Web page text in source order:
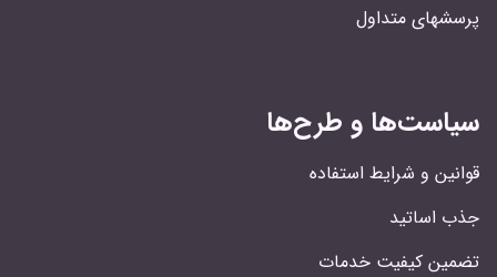
پرسشهای متداول
سیاست‌ها و طرح‌ها
قوانین و شرایط استفاده
جذب اساتید
تضمین کیفیت خدمات